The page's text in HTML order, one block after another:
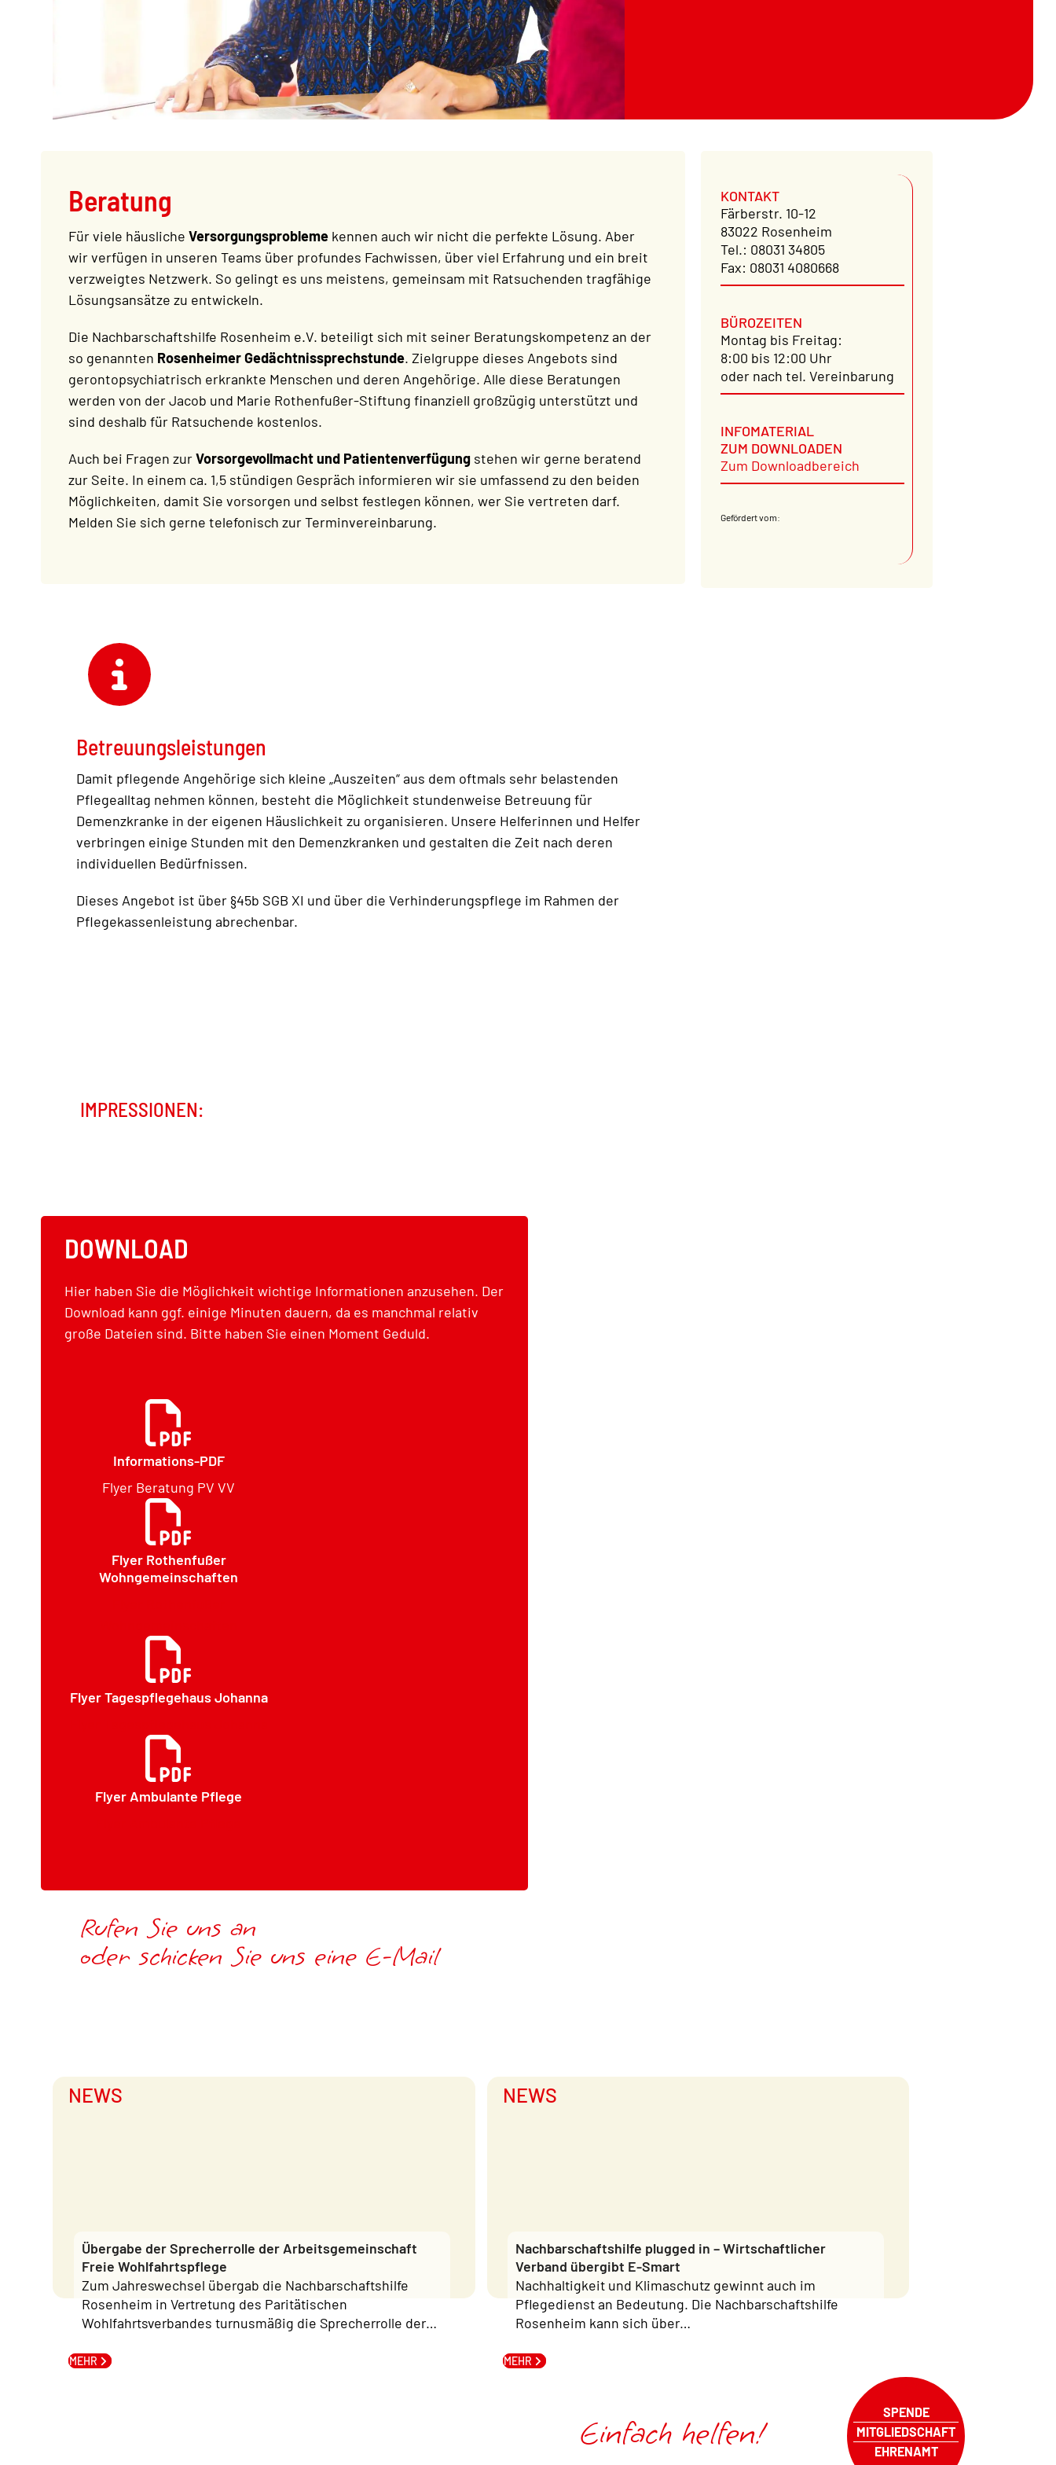
Beratung
Für viele häuslicheVersorgungsprobleme kennen auch wir nicht die perfekte Lösung. Aber
wir verfügen in unseren Teams über profundes Fachwissen, über viel Erfahrung und ein breit
verzweigtes Netzwerk. So gelingt es uns meistens, gemeinsam mit Ratsuchenden tragfähige
Lösungsansätze zu entwickeln.
Die Nachbarschaftshilfe Rosenheim e.V. beteiligt sich mit seiner Beratungskompetenz an der
so genannten Rosenheimer Gedächtnissprechstunde. Zielgruppe dieses Angebots sind
gerontopsychiatrisch erkrankte Menschen und deren Angehörige. Alle diese Beratungen
werden von der Jacob und Marie Rothenfußer-Stiftung finanziell großzügig unterstützt und
sind deshalb für Ratsuchende kostenlos.
Auch bei Fragen zurVorsorgevollmacht und Patientenverfügung stehen wir gerne beratend
zur Seite. In einem ca. 1,5 stündigen Gespräch informieren wir sie umfassend zu den beiden
Möglichkeiten, damit Sie vorsorgen und selbst festlegen können, wer Sie vertreten darf.
Melden Sie sich gerne telefonisch zur Terminvereinbarung.
Betreuungsleistungen
Damit pflegende Angehörige sich kleine „Auszeiten“ aus dem oftmals sehr belastenden
Pflegealltag nehmen können, besteht die Möglichkeit stundenweise Betreuung für
Demenzkranke in der eigenen Häuslichkeit zu organisieren. Unsere Helferinnen und Helfer
verbringen einige Stunden mit den Demenzkranken und gestalten die Zeit nach deren
individuellen Bedürfnissen.
Dieses Angebot ist über §45b SGB XI und über die Verhinderungspflege im Rahmen der
Pflegekassenleistung abrechenbar.
KONTAKT
Färberstr. 10-12
83022 Rosenheim
Tel.: 08031 34805
Fax: 08031 4080668
BÜROZEITEN
Montag bis Freitag:
8:00 bis 12:00 Uhr
oder nach tel. Vereinbarung
INFOMATERIAL
ZUM DOWNLOADEN
Zum Downloadbereich
Gefördert vom:
IMPRESSIONEN:
DOWNLOAD
Hier haben Sie die Möglichkeit wichtige Informationen anzusehen. Der
Download kann ggf. einige Minuten dauern, da es manchmal relativ
große Dateien sind. Bitte haben Sie einen Moment Geduld.
Informations-PDF
Flyer Beratung PV VV
Flyer Rothenfußer
Wohngemeinschaften
Flyer Tagespflegehaus Johanna
Flyer Ambulante Pflege
Rufen Sie uns an
oder schicken Sie uns eine E-Mail
NEWS
Übergabe der Sprecherrolle der Arbeitsgemeinschaft
Freie Wohlfahrtspflege
Zum Jahreswechsel übergab die Nachbarschaftshilfe
Rosenheim in Vertretung des Paritätischen
Wohlfahrtsverbandes turnusmäßig die Sprecherrolle der…
MEHR
NEWS
Nachbarschaftshilfe plugged in – Wirtschaftlicher
Verband übergibt E-Smart
Nachhaltigkeit und Klimaschutz gewinnt auch im
Pflegedienst an Bedeutung. Die Nachbarschaftshilfe
Rosenheim kann sich über…
MEHR
Einfach helfen!
SPENDE
MITGLIEDSCHAFT
EHRENAMT